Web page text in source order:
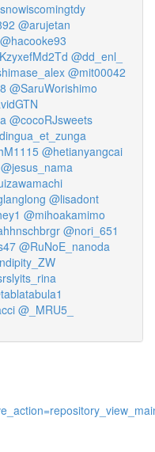
@arujetan
@hacooke93
@dd_enl_
@mit00042
@SaruWorishimo
@cocoRJsweets
@hetianyangcai
@jesus_nama
@lisadont
@mihoakamimo
@nori_651
@RuNoE_nanoda
@_MRU5_